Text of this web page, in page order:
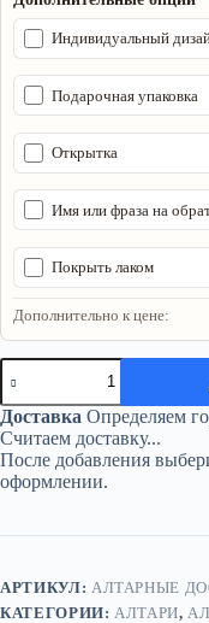
Индивидуальный
Подарочная упаковка
Открытка
Имя или фраза на
Покрыть лаком
Дополнительно к цене:
Количество
товара
Алтарь
око
—
Отголосок
запредельного
Доставка Определяем
Считаем доставку...
После добавления
оформлении.
АРТИКУЛ: АЛТАРНЫЕ
КАТЕГОРИИ: АЛТАРИ,